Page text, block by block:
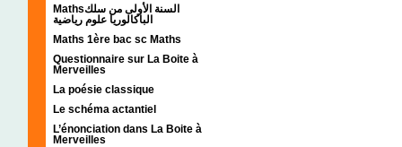
Mathsالسنة الأولى من سلك
الباكالوريا علوم رياضية
Maths 1ère bac sc Maths
Questionnaire sur La Boite à
Merveilles
La poésie classique
Le schéma actantiel
L’énonciation dans La Boite à
Merveilles